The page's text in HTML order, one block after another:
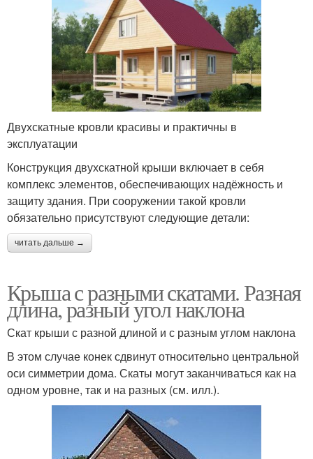
Двухскатные кровли красивы и практичны в
эксплуатации
Конструкция двухскатной крыши включает в себя
комплекс элементов, обеспечивающих надёжность и
защиту здания. При сооружении такой кровли
обязательно присутствуют следующие детали:
читать дальше →
Крыша с разными скатами. Разная
длина, разный угол наклона
Скат крыши с разной длиной и с разным углом наклона
В этом случае конек сдвинут относительно центральной
оси симметрии дома. Скаты могут заканчиваться как на
одном уровне, так и на разных (см. илл.).